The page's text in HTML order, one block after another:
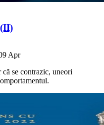
Apr
se contrazic, uneori